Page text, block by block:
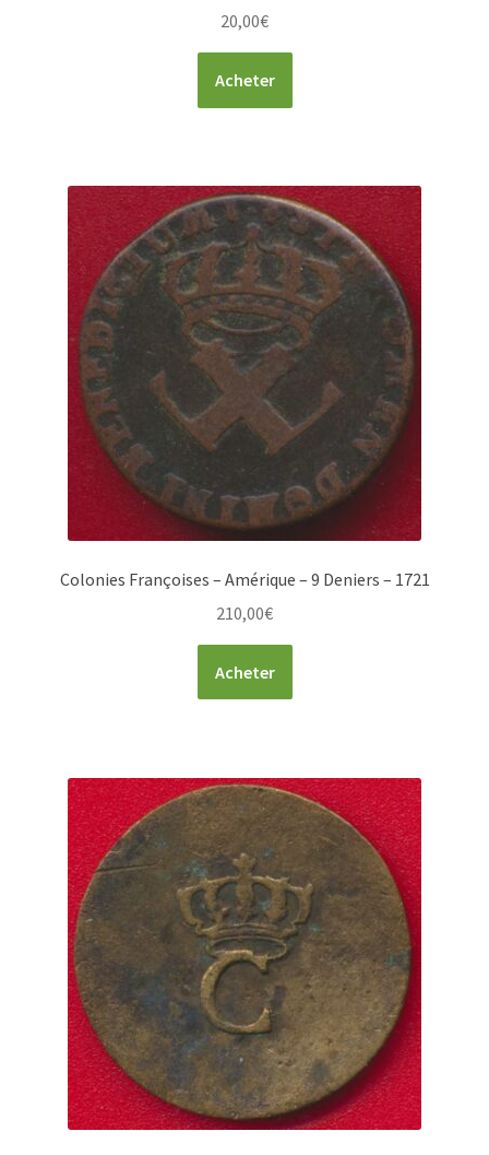
20,00€
Acheter
Colonies Françoises – Amérique – 9 Deniers – 1721
210,00€
Acheter